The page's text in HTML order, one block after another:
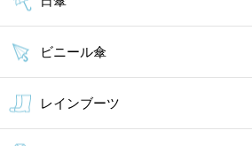
ビニール傘
レインブーツ